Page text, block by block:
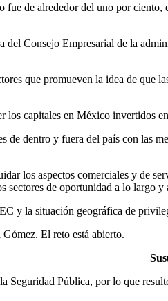
de alrededor del uno por
Consejo Empresarial de la
que promueven la idea de
los capitales en México
de dentro y fuera del país con las
los aspectos comerciales y de
sectores de oportunidad a lo largo y
y la situación geográfica de
El reto está abierto.
Pública, por lo que